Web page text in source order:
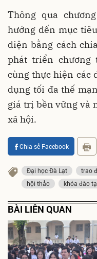
Thông qua
hướng đến mục
diện bằng cách
phát triển
cùng thực hiện các
dụng tối đa thế
giá trị bền vững và
xã hội.
Chia sẻ Facebook
Đại học Đà Lạt trao
hội thảo
khóa đào
BÀI LIÊN QUAN